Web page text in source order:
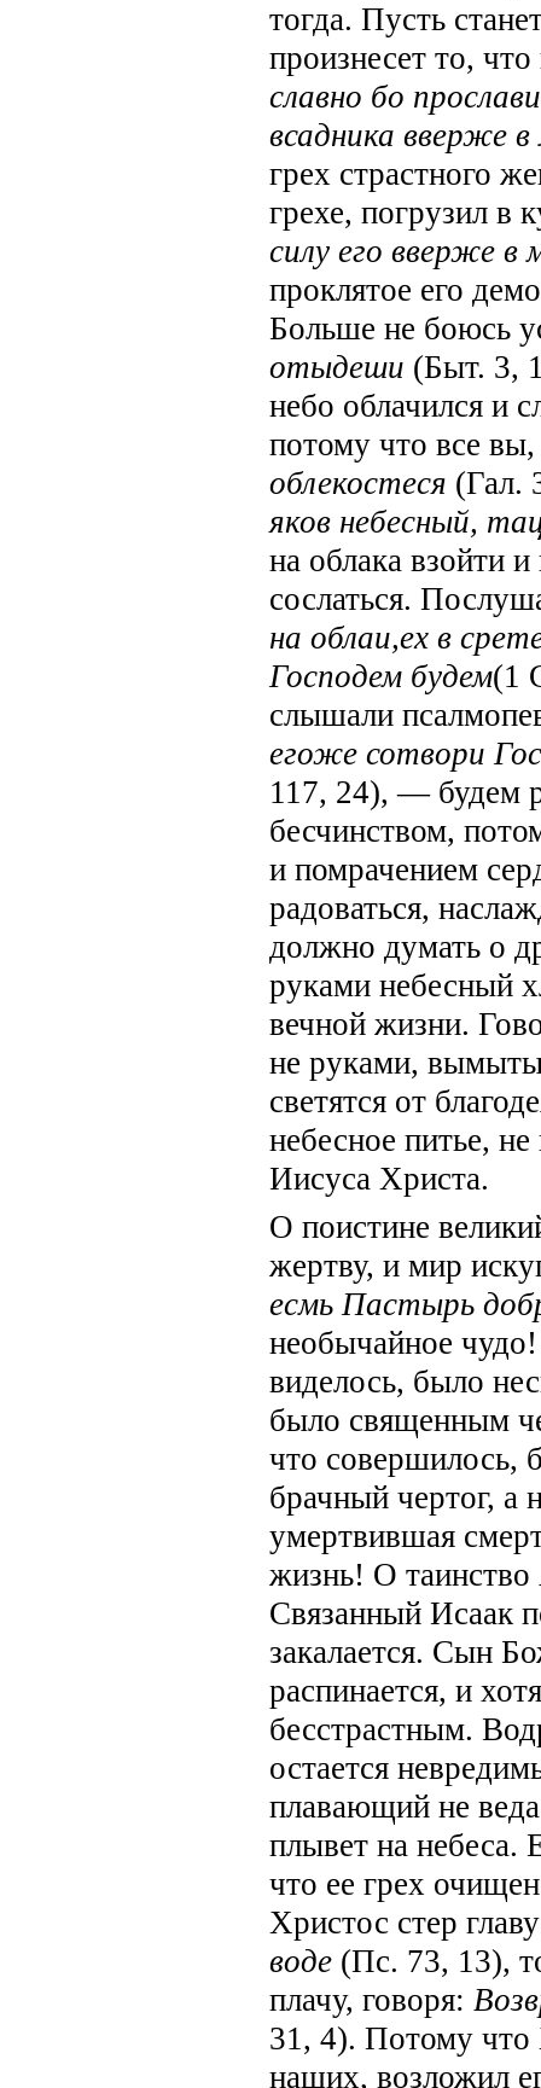
тогда. Пусть
произнесет то,
славно бо
всадника вверже
грех страстного
грехе, погрузил в
силу его вверже в
проклятое его
Больше не боюсь
отыдеши (Быт. 3,
небо облачился и
потому что все
облекостеся (Гал.
яков небесный,
на облака взойти
сослаться.
на облаи,ех в
Господем будем(1
слышали
егоже сотвори
117, 24), — будем
бесчинством,
и помрачением
радоваться,
должно думать о
руками небесный
вечной жизни.
не руками,
светятся от
небесное питье,
Иисуса Христа.
О поистине
жертву, и мир
есмь Пастырь
необычайное
виделось, было
было священным
что совершилось,
брачный чертог, а
умертвившая
жизнь! О
Связанный Исаак
закалается. Сын
распинается, и
бесстрастным.
остается
плавающий не
плывет на небеса.
что ее грех
Христос стер
воде (Пс. 73, 13),
плачу, говоря:
31, 4). Потому что
наших, возложил